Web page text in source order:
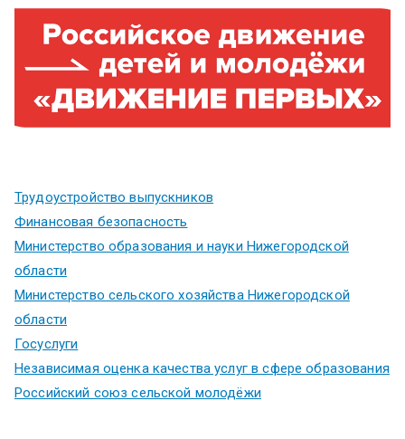
Трудоустройство выпускников
Финансовая безопасность
Министерство образования и науки Нижегородской
области
Министерство сельского хозяйства Нижегородской
области
Госуслуги
Независимая оценка качества услуг в сфере образования
Российский союз сельской молодёжи